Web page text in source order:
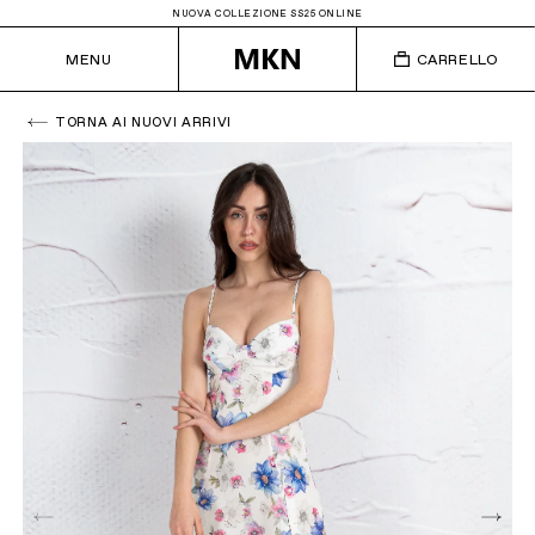
NUOVA COLLEZIONE SS25 ONLINE
MENU CARRELLO
TORNA AI NUOVI ARRIVI